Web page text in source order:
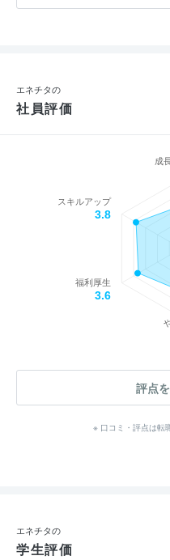
エネチタの
社員評価
成
福利厚生
3.6
スキルアップ
3.8
評点
※ 口コミ・評点は転
エネチタの
学生評価